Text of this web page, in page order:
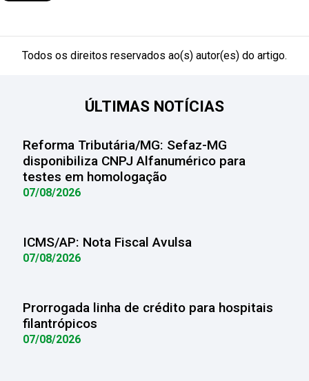
Todos os direitos reservados ao(s) autor(es) do artigo.
ÚLTIMAS NOTÍCIAS
Reforma Tributária/MG: Sefaz-MG
disponibiliza CNPJ Alfanumérico para
testes em homologação
07/08/2026
ICMS/AP: Nota Fiscal Avulsa
07/08/2026
Prorrogada linha de crédito para hospitais
filantrópicos
07/08/2026